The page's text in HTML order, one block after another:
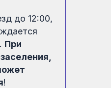
до 12:00,
При
!